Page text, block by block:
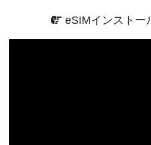
eSIMインストー